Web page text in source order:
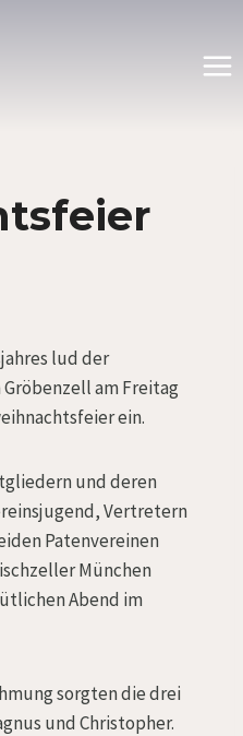
lud der
am Freitag
ein.
und deren
Vertretern
Patenvereinen
München
Abend im
sorgten die drei
und Christopher.